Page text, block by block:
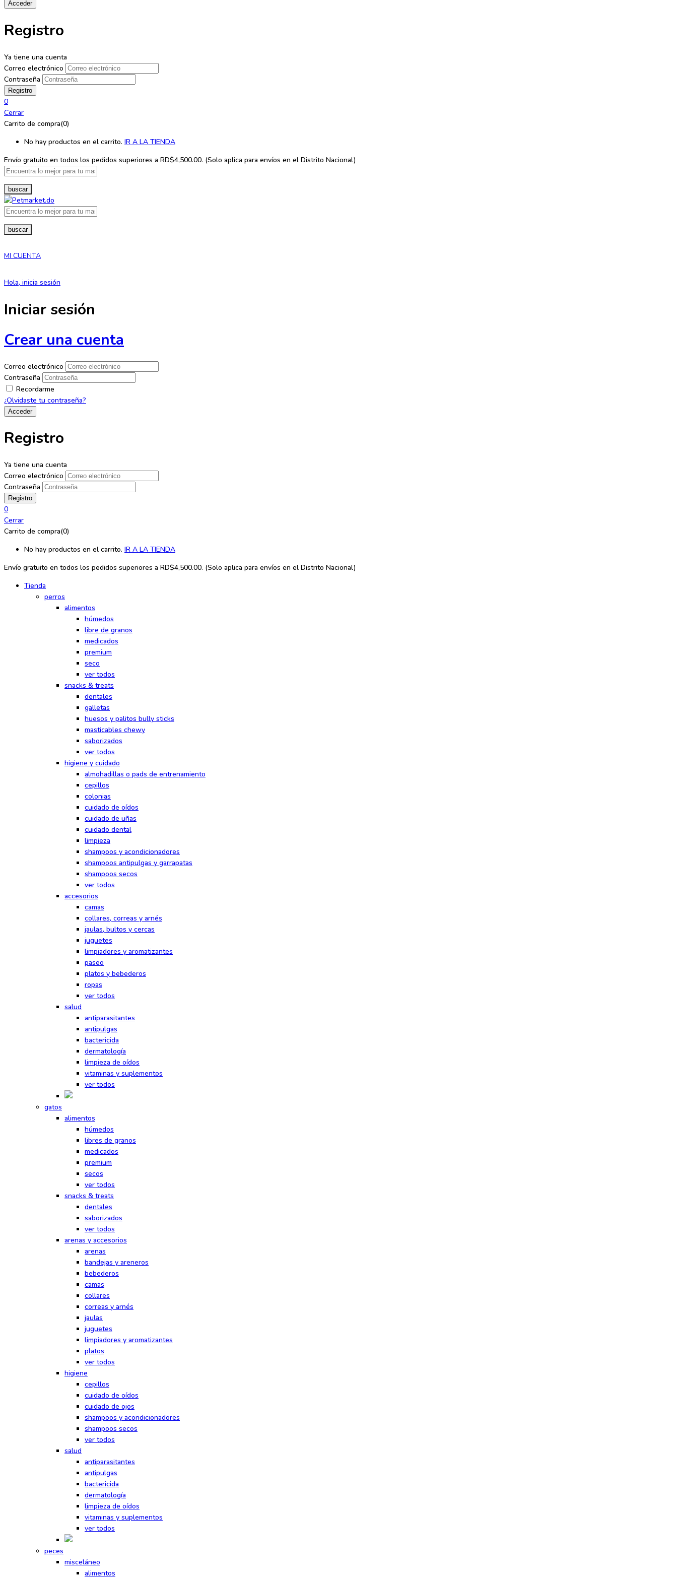
Registro
Ya tiene una cuenta
Correo electrónico
Contraseña
0
Cerrar
Carrito de compra(0)
No hay productos en el carrito. IR A LA TIENDA
Envío gratuito en todos los pedidos superiores a RD$4,500.00. (Solo aplica para envíos en el Distrito Nacional)
buscar
buscar
MI CUENTA
Hola, inicia sesión
Iniciar sesión
Crear una cuenta
Correo electrónico
Contraseña
Recordarme
¿Olvidaste tu contraseña?
Registro
Ya tiene una cuenta
Correo electrónico
Contraseña
0
Cerrar
Carrito de compra(0)
No hay productos en el carrito. IR A LA TIENDA
Envío gratuito en todos los pedidos superiores a RD$4,500.00. (Solo aplica para envíos en el Distrito Nacional)
Tienda
perros
alimentos
húmedos
libre de granos
medicados
premium
seco
ver todos
snacks & treats
dentales
galletas
huesos y palitos bully sticks
masticables chewy
saborizados
ver todos
higiene y cuidado
almohadillas o pads de entrenamiento
cepillos
colonias
cuidado de oídos
cuidado de uñas
cuidado dental
limpieza
shampoos y acondicionadores
shampoos antipulgas y garrapatas
shampoos secos
ver todos
accesorios
camas
collares, correas y arnés
jaulas, bultos y cercas
juguetes
limpiadores y aromatizantes
paseo
platos y bebederos
ropas
ver todos
salud
antiparasitantes
antipulgas
bactericida
dermatología
limpieza de oídos
vitaminas y suplementos
ver todos
gatos
alimentos
húmedos
libres de granos
medicados
premium
secos
ver todos
snacks & treats
dentales
saborizados
ver todos
arenas y accesorios
arenas
bandejas y areneros
bebederos
camas
collares
correas y arnés
jaulas
juguetes
limpiadores y aromatizantes
platos
ver todos
higiene
cepillos
cuidado de oídos
cuidado de ojos
shampoos y acondicionadores
shampoos secos
ver todos
salud
antiparasitantes
antipulgas
bactericida
dermatología
limpieza de oídos
vitaminas y suplementos
ver todos
peces
misceláneo
alimentos